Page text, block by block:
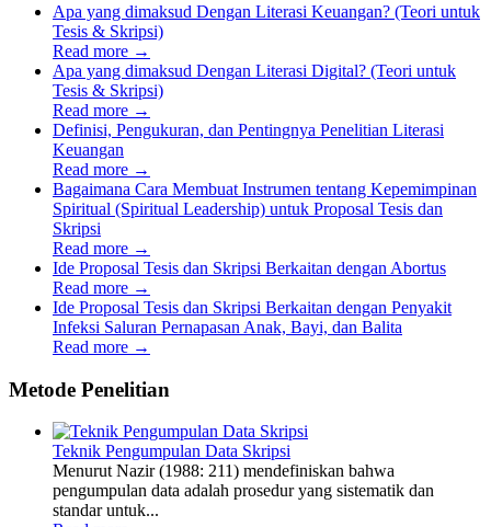
Apa yang dimaksud Dengan Literasi Keuangan? (Teori untuk
Tesis & Skripsi)
Read more →
Apa yang dimaksud Dengan Literasi Digital? (Teori untuk
Tesis & Skripsi)
Read more →
Definisi, Pengukuran, dan Pentingnya Penelitian Literasi
Keuangan
Read more →
Bagaimana Cara Membuat Instrumen tentang Kepemimpinan
Spiritual (Spiritual Leadership) untuk Proposal Tesis dan
Skripsi
Read more →
Ide Proposal Tesis dan Skripsi Berkaitan dengan Abortus
Read more →
Ide Proposal Tesis dan Skripsi Berkaitan dengan Penyakit
Infeksi Saluran Pernapasan Anak, Bayi, dan Balita
Read more →
Metode Penelitian
Teknik Pengumpulan Data Skripsi
Menurut Nazir (1988: 211) mendefiniskan bahwa
pengumpulan data adalah prosedur yang sistematik dan
standar untuk...